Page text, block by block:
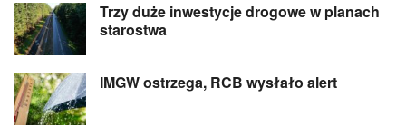
Trzy duże inwestycje drogowe w planach
starostwa
IMGW ostrzega, RCB wysłało alert